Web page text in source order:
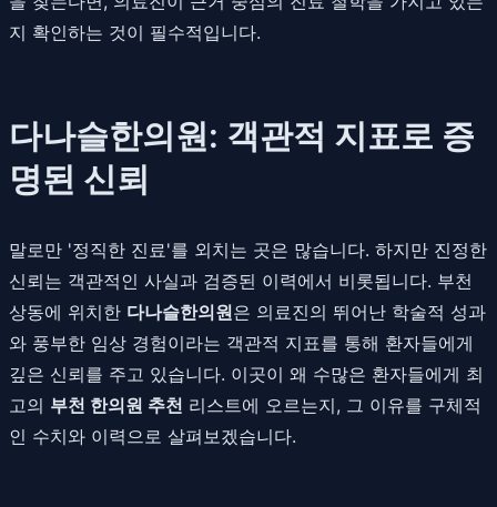
지 확인하는 것이 필수적입니다.
다나슬한의원: 객관적 지표로 증
명된 신뢰
말로만 '정직한 진료'를 외치는 곳은 많습니다. 하지만 진정한
신뢰는 객관적인 사실과 검증된 이력에서 비롯됩니다. 부천
상동에 위치한 다나슬한의원은 의료진의 뛰어난 학술적 성과
와 풍부한 임상 경험이라는 객관적 지표를 통해 환자들에게
깊은 신뢰를 주고 있습니다. 이곳이 왜 수많은 환자들에게 최
고의 부천 한의원 추천 리스트에 오르는지, 그 이유를 구체적
인 수치와 이력으로 살펴보겠습니다.